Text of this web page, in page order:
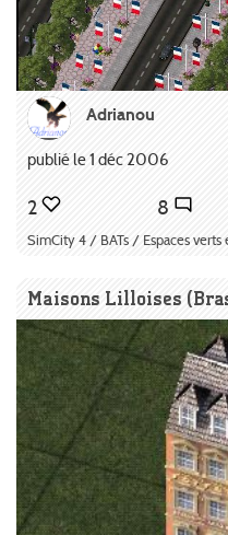
Adrianou
publié le 1 déc 2006
2 8
SimCity 4 / BATs / Espaces verts
Maisons Lilloises